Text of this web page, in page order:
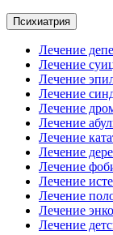
Психиатрия
Лечение
Лечение
Лечение
Лечение
Лечение
Лечение
Лечение
Лечение
Лечение
Лечение
Лечение
Лечение
Лечение